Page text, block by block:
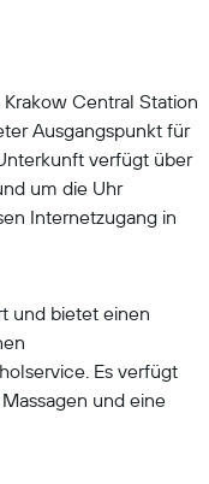
Central Station
Ausgangspunkt für
verfügt über
um die Uhr
Internetzugang in
und bietet einen
Es verfügt
und eine